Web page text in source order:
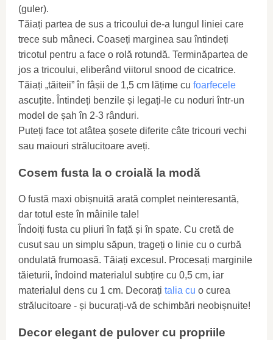
(guler).
Tăiați partea de sus a tricoului de-a lungul liniei care
trece sub mâneci. Coaseți marginea sau întindeți
tricotul pentru a face o rolă rotundă. Terminăpartea de
jos a tricoului, eliberând viitorul snood de cicatrice.
Tăiați „tăiteii” în fâșii de 1,5 cm lățime cu foarfecele
ascuțite. Întindeți benzile și legați-le cu noduri într-un
model de șah în 2-3 rânduri.
Puteți face tot atâtea șosete diferite câte tricouri vechi
sau maiouri strălucitoare aveți.
Cosem fusta la o croială la modă
O fustă maxi obișnuită arată complet neinteresantă,
dar totul este în mâinile tale!
Îndoiți fusta cu pliuri în față și în spate. Cu cretă de
cusut sau un simplu săpun, trageți o linie cu o curbă
ondulată frumoasă. Tăiați excesul. Procesați marginile
tăieturii, îndoind materialul subțire cu 0,5 cm, iar
materialul dens cu 1 cm. Decorați talia cu o curea
strălucitoare - și bucurați-vă de schimbări neobișnuite!
Decor elegant de pulover cu propriile